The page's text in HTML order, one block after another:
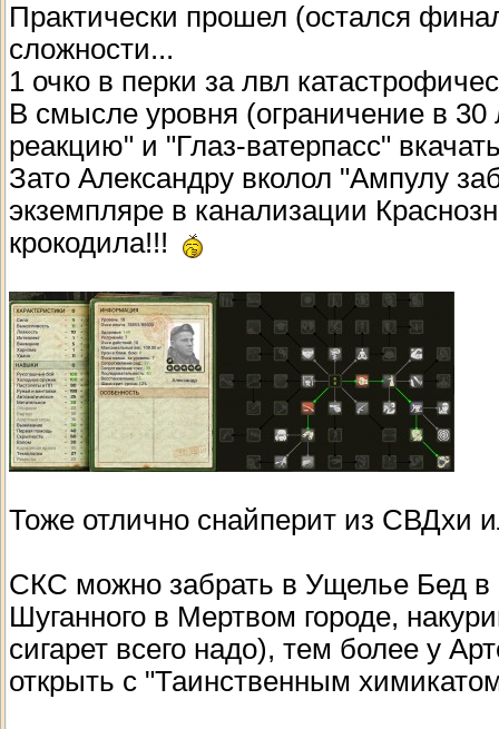
Практически прошел (остался
сложности...
1 очко в перки за лвл
В смысле уровня (ограничение в
реакцию" и "Глаз-ватерпасс"
Зато Александру вколол "Ампулу
экземпляре в канализации
крокодила!!!
Тоже отлично снайперит из СВДхи
СКС можно забрать в Ущелье Бед в
Шуганного в Мертвом городе,
сигарет всего надо), тем более у
открыть с "Таинственным